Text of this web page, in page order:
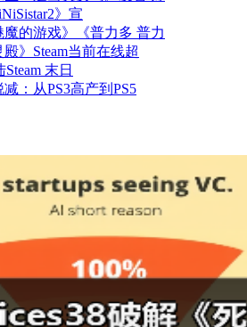
》宣
的游戏》《普力多 普力
殿》Steam当前在线超
Steam 末日
：从PS3高产到PS5